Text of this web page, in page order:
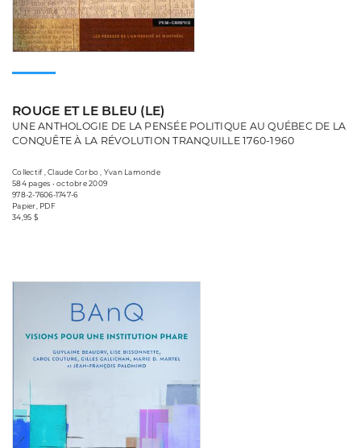
ROUGE ET LE BLEU (LE)
UNE ANTHOLOGIE DE LA PENSÉE POLITIQUE AU QUÉBEC DE LA
CONQUÊTE À LA RÉVOLUTION TRANQUILLE 1760-1960
Collectif , Claude Corbo , Yvan Lamonde
584 pages • octobre 2009
978-2-7606-1747-6
Papier, PDF
34,95 $